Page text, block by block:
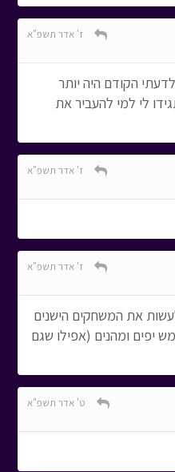
ז' אדר תשפ"א
הקודם היה יותר
לי למי להעביר את
ז' אדר תשפ"א
ז' אדר תשפ"א
את המשחקים הישנים
יפים ומהנים (אפילו שגם
ט' אדר תשפ"א